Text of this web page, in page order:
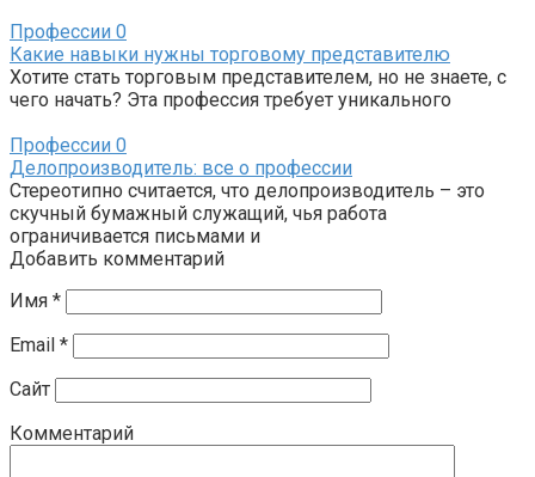
Профессии 0
Какие навыки нужны торговому представителю
Хотите стать торговым представителем, но не знаете, с
чего начать? Эта профессия требует уникального
Профессии 0
Делопроизводитель: все о профессии
Стереотипно считается, что делопроизводитель – это
скучный бумажный служащий, чья работа
ограничивается письмами и
Добавить комментарий
Имя *
Email *
Сайт
Комментарий